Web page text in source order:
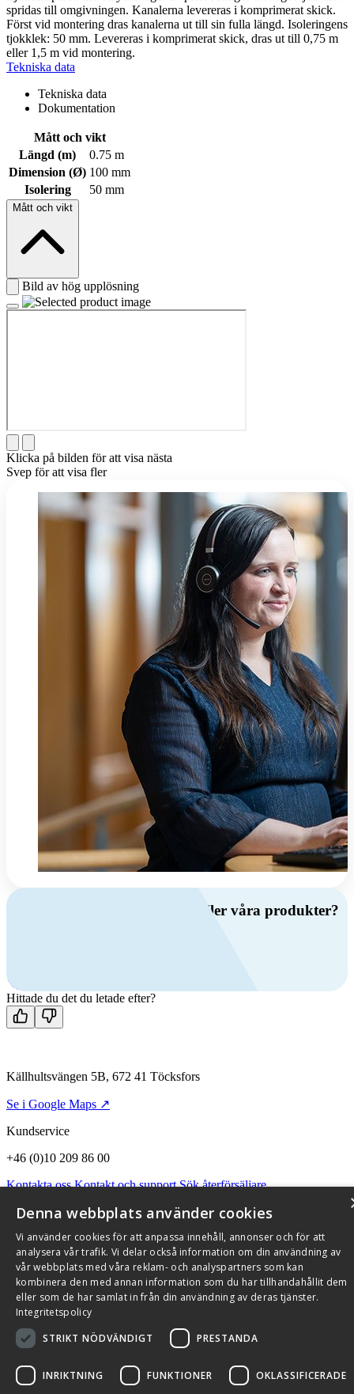
spridas till omgivningen. Kanalerna levereras i komprimerat skick.
Först vid montering dras kanalerna ut till sin fulla längd. Isoleringens
tjokklek: 50 mm. Levereras i komprimerat skick, dras ut till 0,75 m
eller 1,5 m vid montering.
Tekniska data
Tekniska data
Dokumentation
Mått och vikt
Längd (m)
0.75 m
Dimension (Ø) 100 mm
Isolering
50 mm
Mått och vikt
Bild av hög upplösning
Klicka på bilden för att visa nästa
Svep för att visa fler
Har du frågor om ventilation eller våra produkter?
Kontakta oss
Hittade du det du letade efter?
Källhultsvängen 5B, 672 41 Töcksfors
Se i Google Maps ↗
Kundservice
+46 (0)10 209 86 00
Kontakta oss Kontakt och support Sök återförsäljare
Om FlexitAktuellt Miljö och kvalitetssäkring Alarmkoder
© 2026 Flexit AB. Alla rättigheter förbehållna
Aktuellt Miljö och kvalitetssäkring
Denna webbplats använder cookies
Vi använder cookies för att anpassa innehåll, annonser och för att
analysera vår trafik. Vi delar också information om din användning av
vår webbplats med våra reklam- och analyspartners som kan
kombinera den med annan information som du har tillhandahållit dem
eller som de har samlat in från din användning av deras tjänster.
Integritetspolicy
STRIKT NÖDVÄNDIGT
PRESTANDA
INRIKTNING FUNKTIONER OKLASSIFICERADE